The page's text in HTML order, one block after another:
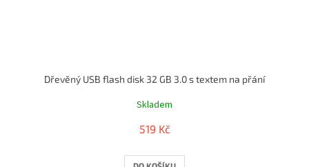
Dřevěný USB flash disk 32 GB 3.0 s textem na přání
Skladem
519 Kč